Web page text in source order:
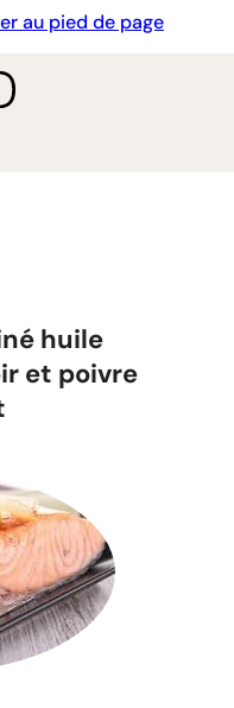
au pied de page
huile
et poivre